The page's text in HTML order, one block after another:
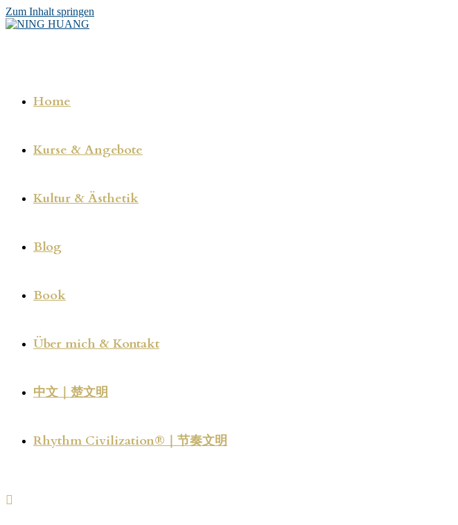
Zum Inhalt springen
Home
Kurse & Angebote
Kultur & Ästhetik
Blog
Book
Über mich & Kontakt
中文｜楚文明
Rhythm Civilization®｜节奏文明